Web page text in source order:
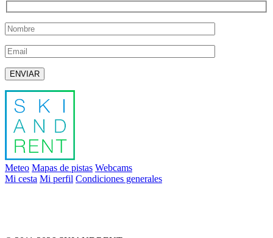
Deja este campo vacío.
Meteo Mapas de pistas Webcams
Mi cesta Mi perfil Condiciones generales